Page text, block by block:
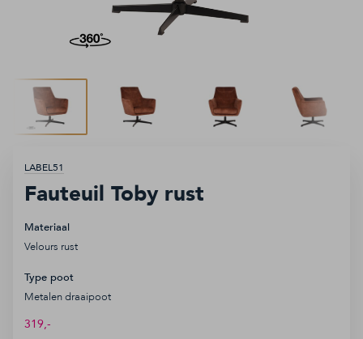
Sale
naar
van
de
afbeeldingen-
gallerij
LABEL51
Fauteuil Toby rust
Materiaal
Velours rust
Type poot
Metalen draaipoot
319,-